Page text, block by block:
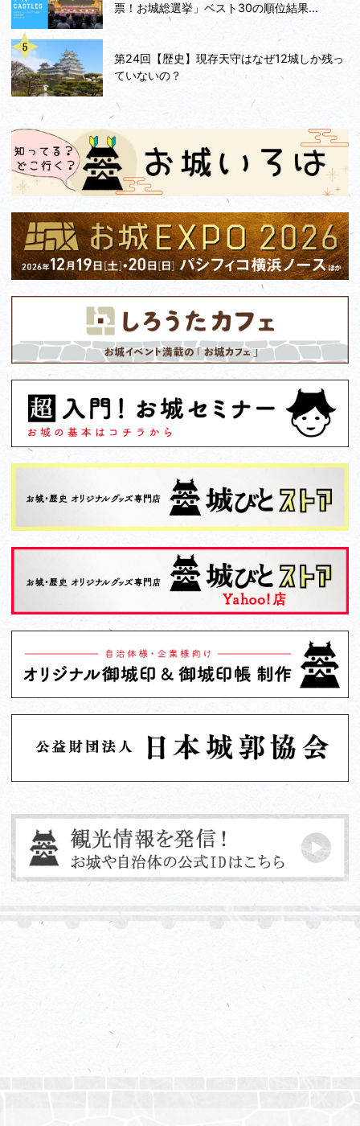
票！お城総選挙」ベスト30の順位結果...
第24回【歴史】現存天守はなぜ12城しか残っ
ていないの？